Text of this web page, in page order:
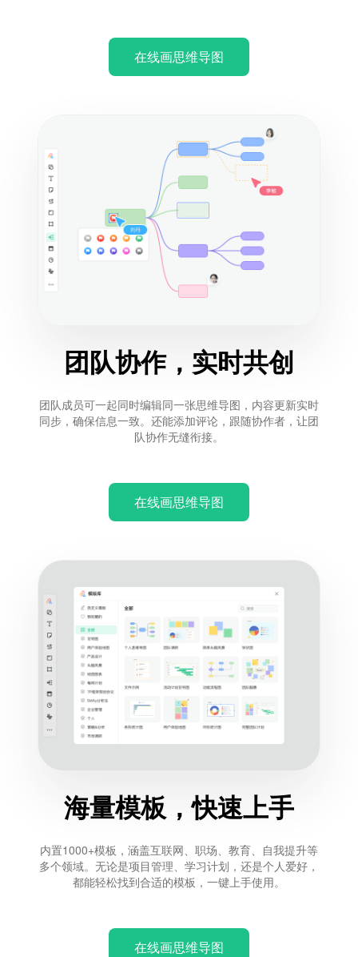
在线画思维导图
团队协作，实时共创
团队成员可一起同时编辑同一张思维导图，内容更新实时
同步，确保信息一致。还能添加评论，跟随协作者，让团
队协作无缝衔接。
在线画思维导图
海量模板，快速上手
内置1000+模板，涵盖互联网、职场、教育、自我提升等
多个领域。无论是项目管理、学习计划，还是个人爱好，
都能轻松找到合适的模板，一键上手使用。
在线画思维导图